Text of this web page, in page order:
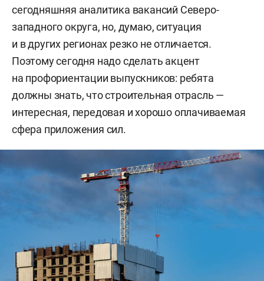
сегодняшняя аналитика вакансий Северо-
западного округа, но, думаю, ситуация
и в других регионах резко не отличается.
Поэтому сегодня надо сделать акцент
на профориентации выпускников: ребята
должны знать, что строительная отрасль —
интересная, передовая и хорошо оплачиваемая
сфера приложения сил.